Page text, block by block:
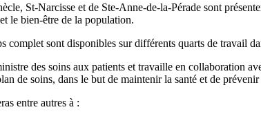
St-Narcisse et de Ste-Anne-de-la-Pérade sont
le bien-être de la population.
complet sont disponibles sur différents quarts de travail
des soins aux patients et travaille en collaboration
de soins, dans le but de maintenir la santé et de
entre autres à :